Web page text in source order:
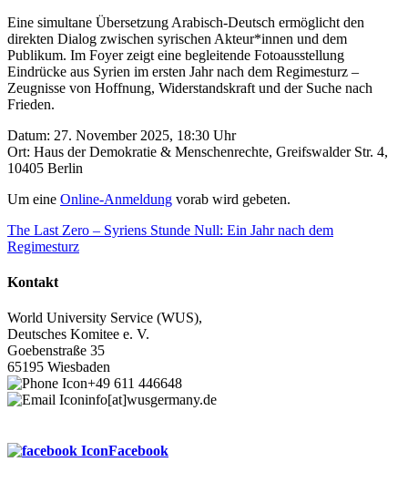
Eine simultane Übersetzung Arabisch-Deutsch ermöglicht den
direkten Dialog zwischen syrischen Akteur*innen und dem
Publikum. Im Foyer zeigt eine begleitende Fotoausstellung
Eindrücke aus Syrien im ersten Jahr nach dem Regimesturz –
Zeugnisse von Hoffnung, Widerstandskraft und der Suche nach
Frieden.
Datum: 27. November 2025, 18:30 Uhr
Ort: Haus der Demokratie & Menschenrechte, Greifswalder Str. 4,
10405 Berlin
Um eine Online-Anmeldung vorab wird gebeten.
The Last Zero – Syriens Stunde Null: Ein Jahr nach dem
Regimesturz
Kontakt
World University Service (WUS),
Deutsches Komitee e. V.
Goebenstraße 35
65195 Wiesbaden
+49 611 446648
info[at]wusgermany.de
Facebook